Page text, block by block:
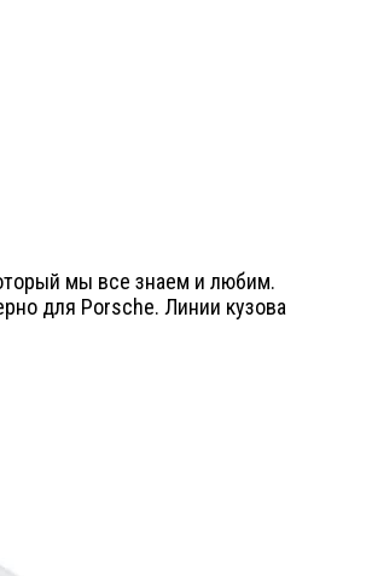
мы все знаем и любим.
для Porsche. Линии кузова